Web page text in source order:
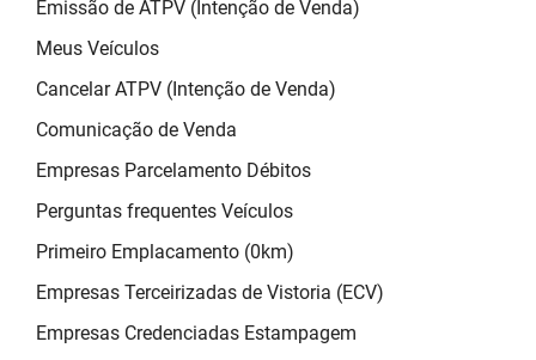
Emissão de ATPV (Intenção de Venda)
Meus Veículos
Cancelar ATPV (Intenção de Venda)
Comunicação de Venda
Empresas Parcelamento Débitos
Perguntas frequentes Veículos
Primeiro Emplacamento (0km)
Empresas Terceirizadas de Vistoria (ECV)
Empresas Credenciadas Estampagem